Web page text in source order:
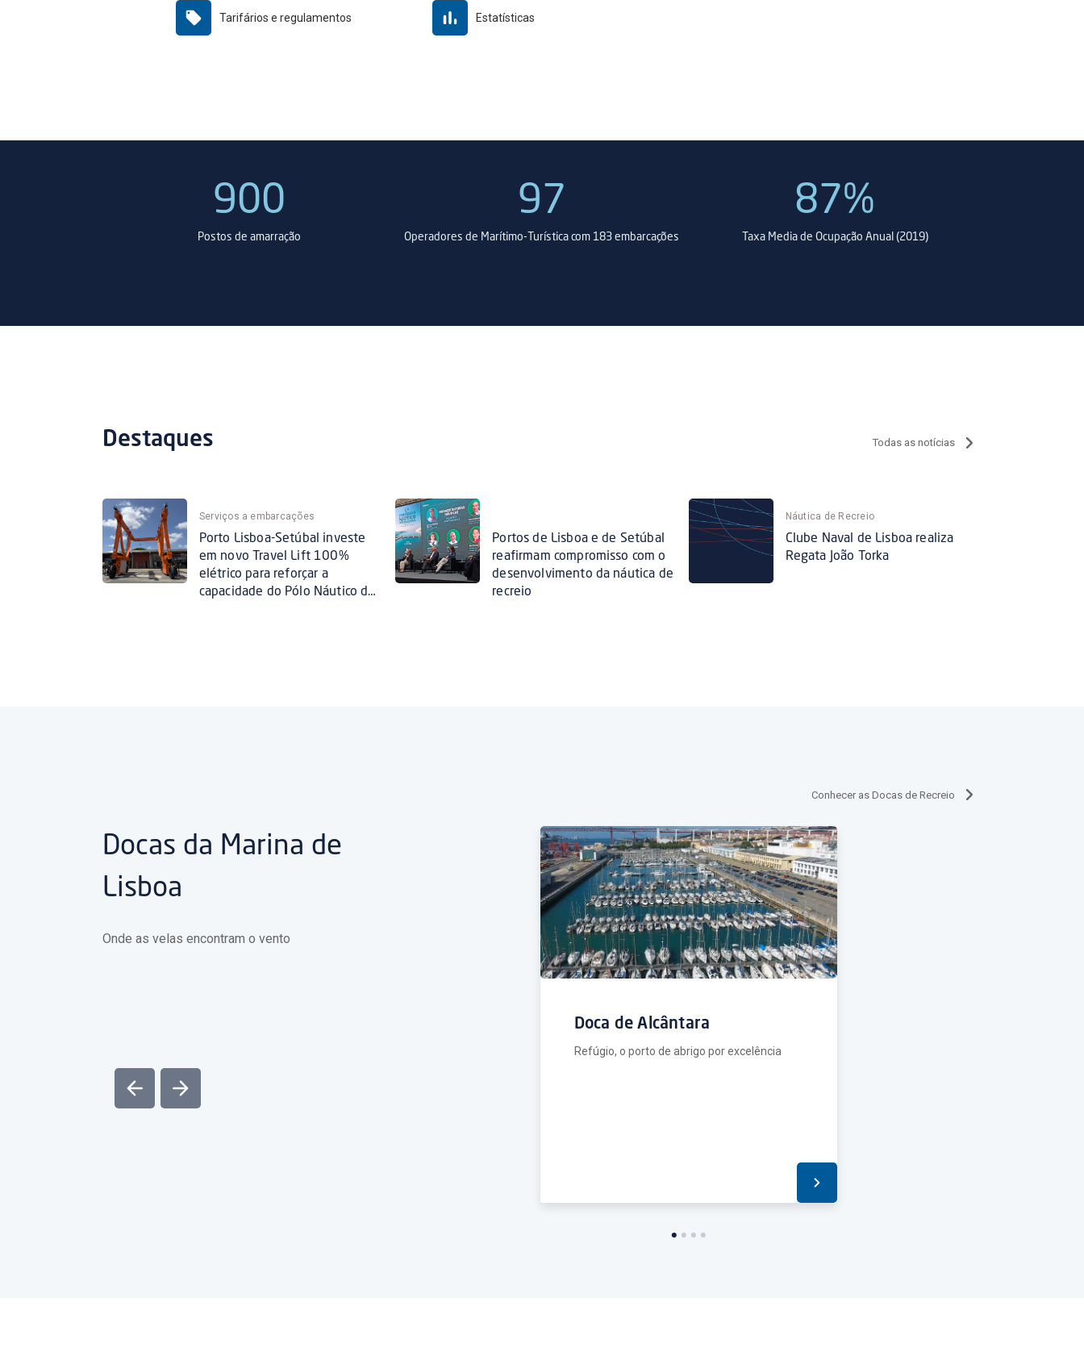
Tarifários e regulamentos Estatísticas
900
Postos de amarração
97
Operadores de Marítimo-Turística com 183 embarcações
87%
Taxa Media de Ocupação Anual (2019)
Destaques Todas as notícias
Serviços a embarcações
Porto Lisboa-Setúbal investe
em novo Travel Lift 100%
elétrico para reforçar a
capacidade do Pólo Náutico de
Portos de Lisboa e de Setúbal
reafirmam compromisso com o
desenvolvimento da náutica de
recreio
Náutica de Recreio
Clube Naval de Lisboa realiza
Regata João Torka
Conhecer as Docas de Recreio
Docas da Marina de
Lisboa
Onde as velas encontram o vento
Doca de Alcântara
Refúgio, o porto de abrigo por excelência